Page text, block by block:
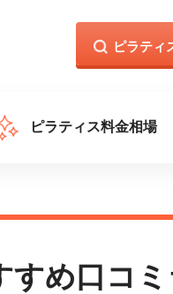
ピラティ
ピラティス料金相場
すめ口コ